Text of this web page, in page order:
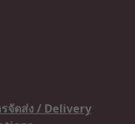
จัดส่ง / Delivery